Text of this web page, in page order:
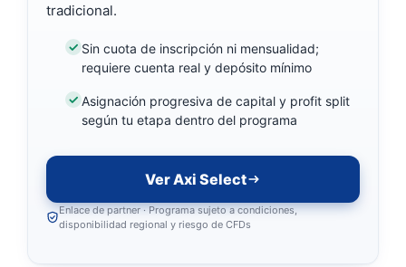
tradicional.
Sin cuota de inscripción ni mensualidad;
requiere cuenta real y depósito mínimo
Asignación progresiva de capital y profit split
según tu etapa dentro del programa
Ver Axi Select
Enlace de partner · Programa sujeto a condiciones,
disponibilidad regional y riesgo de CFDs